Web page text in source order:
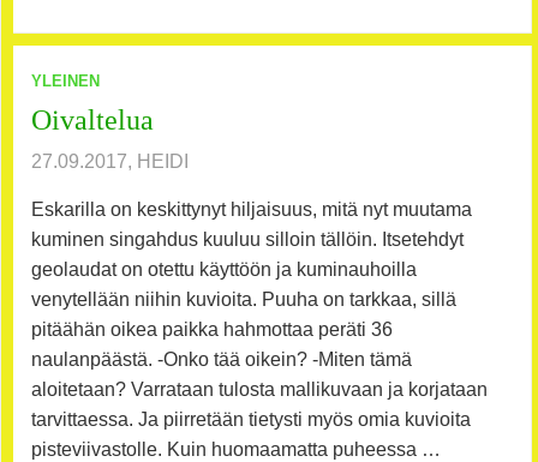
YLEINEN
Oivaltelua
27.09.2017, HEIDI
Eskarilla on keskittynyt hiljaisuus, mitä nyt muutama
kuminen singahdus kuuluu silloin tällöin. Itsetehdyt
geolaudat on otettu käyttöön ja kuminauhoilla
venytellään niihin kuvioita. Puuha on tarkkaa, sillä
pitäähän oikea paikka hahmottaa peräti 36
naulanpäästä. -Onko tää oikein? -Miten tämä
aloitetaan? Varrataan tulosta mallikuvaan ja korjataan
tarvittaessa. Ja piirretään tietysti myös omia kuvioita
pisteviivastolle. Kuin huomaamatta puheessa …